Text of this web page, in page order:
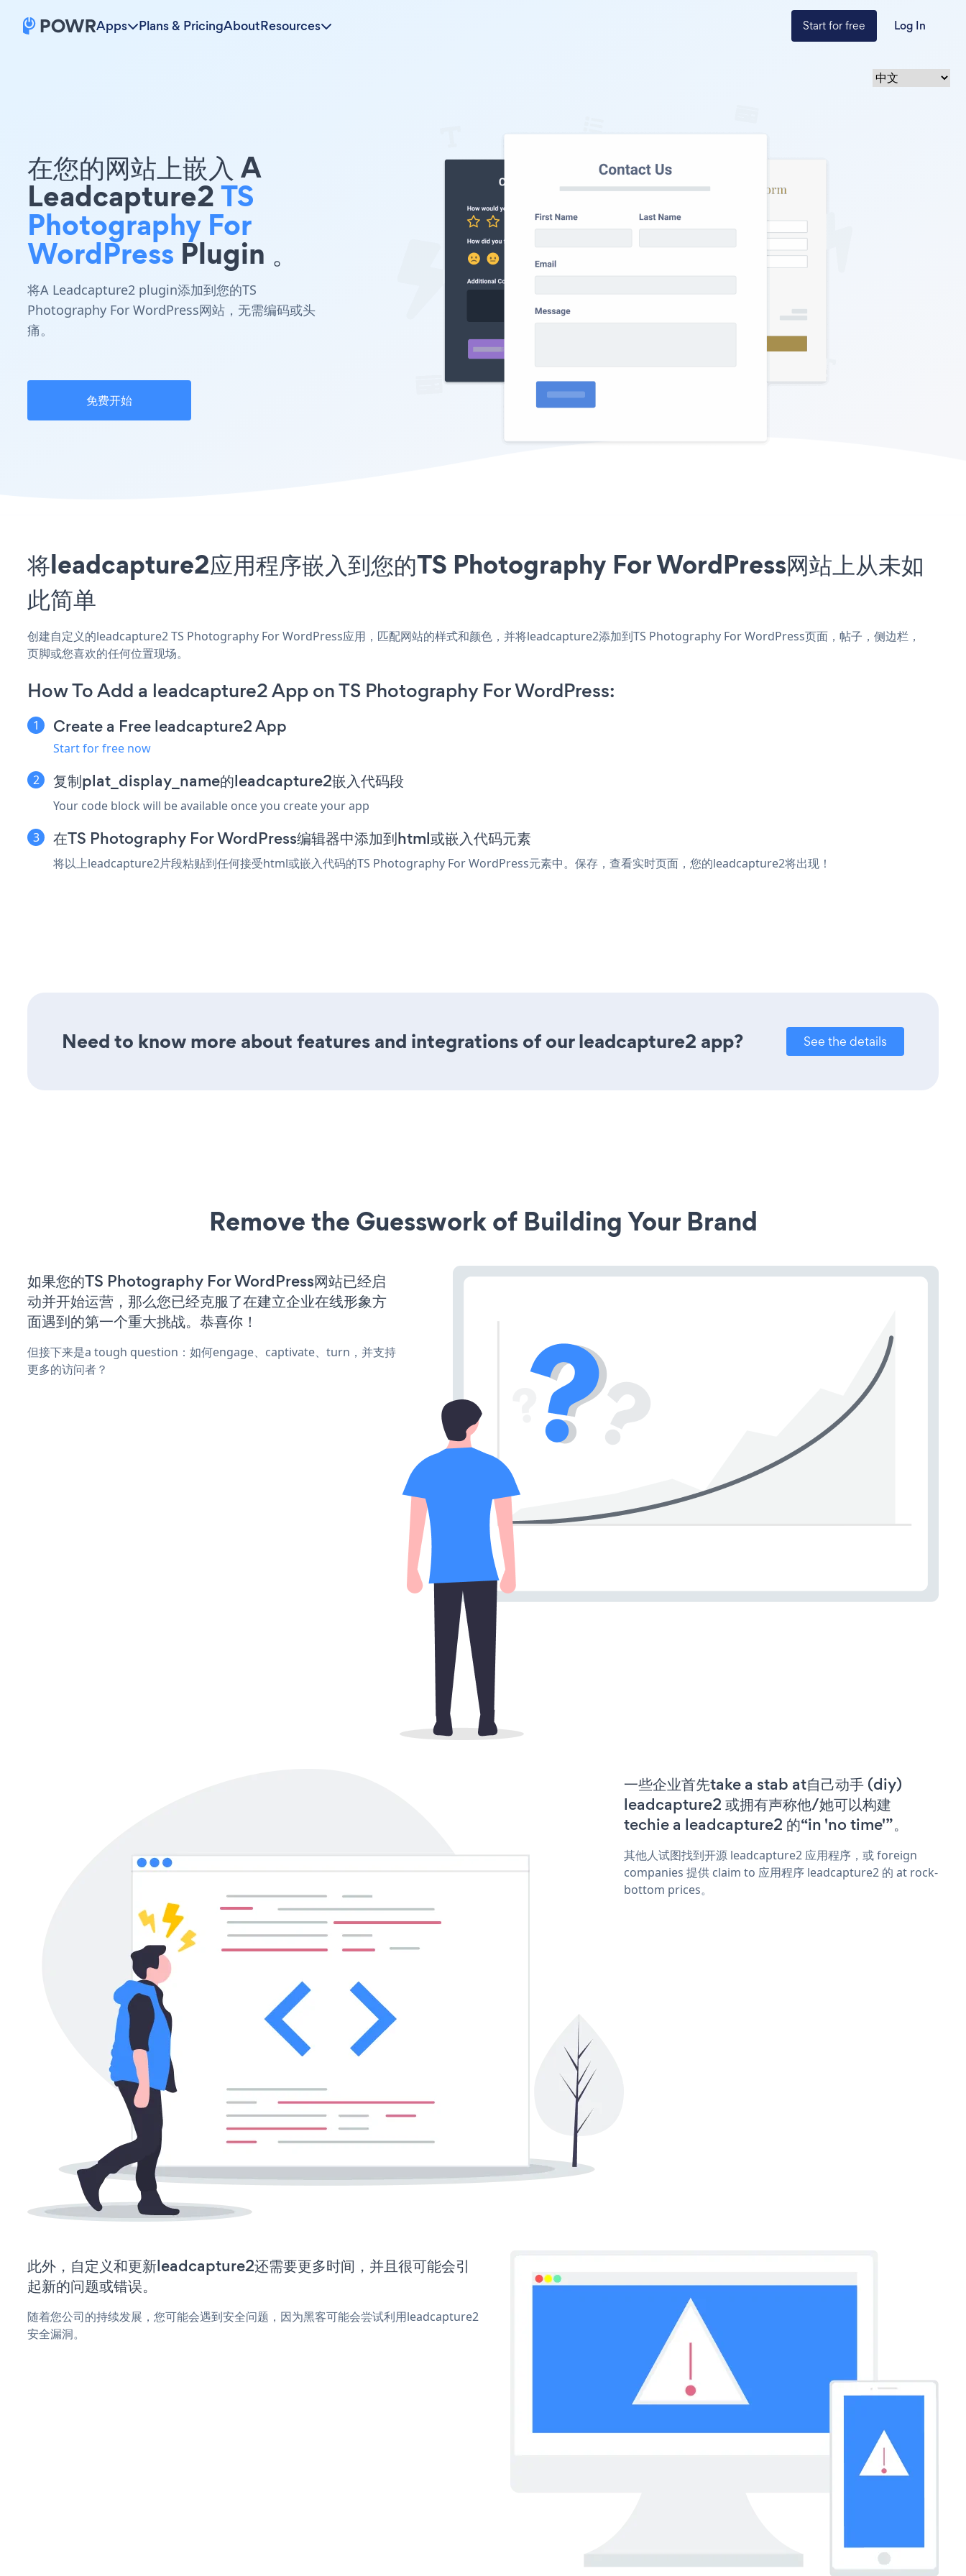
Apps Plans & PricingAboutResources Start for free Log In
在您的网站上嵌入 A
Leadcapture2TS
Photography For
WordPress Plugin 。
将A Leadcapture2 plugin添加到您的TS
Photography For WordPress网站，无需编码或头
痛。
免费开始
将leadcapture2应用程序嵌入到您的TS Photography For WordPress网站上从未如
此简单
创建自定义的leadcapture2 TS Photography For WordPress应用，匹配网站的样式和颜色，并将leadcapture2添加到TS Photography For WordPress页面，帖子，侧边栏，
页脚或您喜欢的任何位置现场。
How To Add a leadcapture2 App on TS Photography For WordPress:
Create a Free leadcapture2 App
Start for free now
复制plat_display_name的leadcapture2嵌入代码段
Your code block will be available once you create your app
在TS Photography For WordPress编辑器中添加到html或嵌入代码元素
将以上leadcapture2片段粘贴到任何接受html或嵌入代码的TS Photography For WordPress元素中。保存，查看实时页面，您的leadcapture2将出现！
Need to know more about features and integrations of our leadcapture2 app? See the details
Remove the Guesswork of Building Your Brand
如果您的TS Photography For WordPress网站已经启
动并开始运营，那么您已经克服了在建立企业在线形象方
面遇到的第一个重大挑战。恭喜你！
但接下来是a tough question：如何engage、captivate、turn，并支持
更多的访问者？
一些企业首先take a stab at自己动手 (diy)
leadcapture2 或拥有声称他/她可以构建
techie a leadcapture2 的“in 'no time'”。
其他人试图找到开源 leadcapture2 应用程序，或 foreign
companies 提供 claim to 应用程序 leadcapture2 的 at rock-
bottom prices。
此外，自定义和更新leadcapture2还需要更多时间，并且很可能会引
起新的问题或错误。
随着您公司的持续发展，您可能会遇到安全问题，因为黑客可能会尝试利用leadcapture2
安全漏洞。